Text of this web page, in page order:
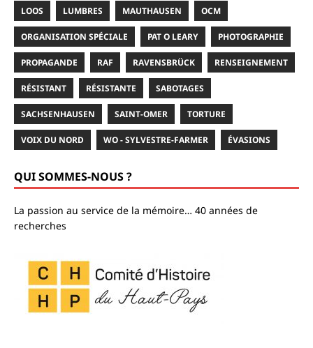
LOOS LUMBRES MAUTHAUSEN OCM
ORGANISATION SPÉCIALE PAT O LEARY PHOTOGRAPHIE
PROPAGANDE RAF RAVENSBRÜCK RENSEIGNEMENT
RÉSISTANT RÉSISTANTE SABOTAGES
SACHSENHAUSEN SAINT-OMER TORTURE
VOIX DU NORD WO - SYLVESTRE-FARMER ÉVASIONS
QUI SOMMES-NOUS ?
La passion au service de la mémoire… 40 années de
recherches